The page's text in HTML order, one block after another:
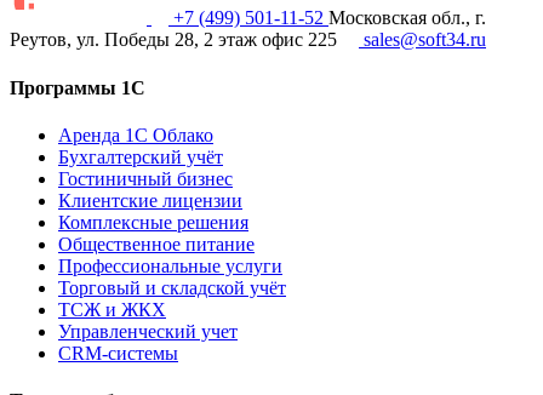
+7 (499) 501-11-52 Московская обл., г.
Реутов, ул. Победы 28, 2 этаж офис 225
sales@soft34.ru
Программы 1С
Аренда 1С Облако
Бухгалтерский учёт
Гостиничный бизнес
Клиентские лицензии
Комплексные решения
Общественное питание
Профессиональные услуги
Торговый и складской учёт
ТСЖ и ЖКХ
Управленческий учет
CRM-системы